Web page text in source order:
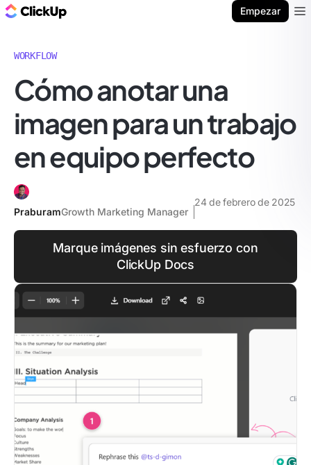
Empezar
WORKFLOW
Cómo anotar una
imagen para un trabajo
en equipo perfecto
PraburamGrowth Marketing Manager
24 de febrero de 2025
Marque imágenes sin esfuerzo con
ClickUp Docs